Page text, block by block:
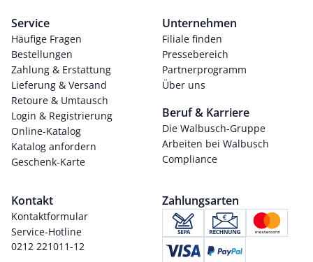
Service
Häufige Fragen
Bestellungen
Zahlung & Erstattung
Lieferung & Versand
Retoure & Umtausch
Login & Registrierung
Online-Katalog
Katalog anfordern
Geschenk-Karte
Unternehmen
Filiale finden
Pressebereich
Partnerprogramm
Über uns
Beruf & Karriere
Die Walbusch-Gruppe
Arbeiten bei Walbusch
Compliance
Kontakt
Kontaktformular
Service-Hotline
0212 221011-12
Zahlungsarten